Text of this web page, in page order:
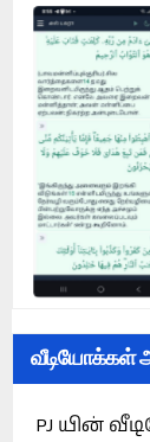
வீடியோக்கள்
PJ யின்